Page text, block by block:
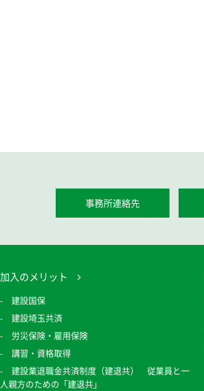
事務所連絡先
加入のメリット
建設国保
建設埼玉共済
労災保険・雇用保険
講習・資格取得
建設業退職金共済制度（建退共） 従業員と一
人親方のための「建退共」